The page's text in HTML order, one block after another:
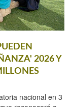
2026 Y
nacional en 3